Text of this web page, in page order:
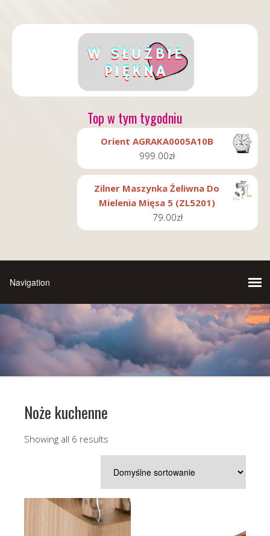
Top w tym tygodniu
Orient AGRAKA0005A10B
999.00zł
Zilner Maszynka Żeliwna Do
Mielenia Mięsa 5 (ZL5201)
79.00zł
Noże kuchenne
Showing all 6 results